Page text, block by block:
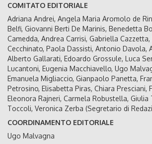
COMITATO EDITORIALE
Adriana Andrei, Angela Maria Aromolo de
Belfi, Giovanni Berti De Marinis, Benedetta
Camedda, Andrea Carrisi, Gabriella Cazzetta,
Cecchinato, Paola Dassisti, Antonio Davola,
Alberto Gallarati, Edoardo Grossule, Luca
Lucantoni, Eugenia Macchiavello, Ugo
Emanuela Migliaccio, Gianpaolo Panetta,
Petrosino, Elisabetta Piras, Chiara Presciani,
Eleonora Rajneri, Carmela Robustella, Giulia
Toccoli, Veronica Zerba (Segretario di
COORDINAMENTO EDITORIALE
Ugo Malvagna